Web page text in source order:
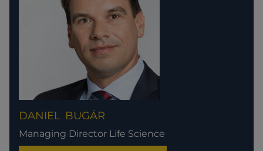
DANIEL BUGÁR
Managing Director Life Science